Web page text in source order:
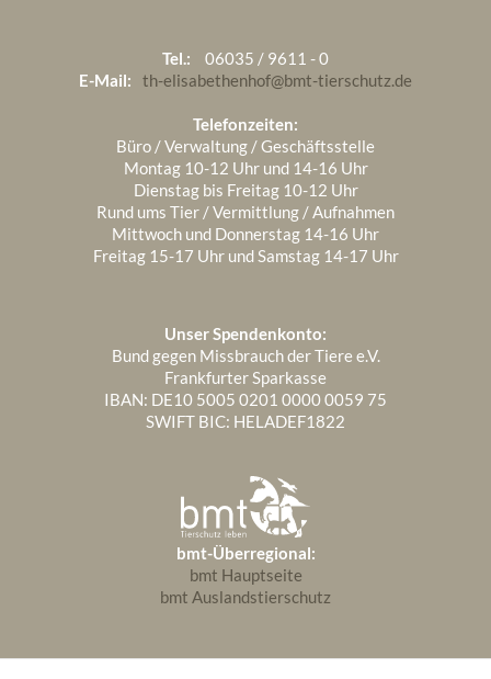
Tel.:
06035 / 9611 - 0
E-Mail:
th-elisabethenhof@bmt-tierschutz.de
Telefonzeiten:
Büro / Verwaltung / Geschäftsstelle
Montag 10-12 Uhr und 14-16 Uhr
Dienstag bis Freitag 10-12 Uhr
Rund ums Tier / Vermittlung / Aufnahmen
Mittwoch und Donnerstag 14-16 Uhr
Freitag 15-17 Uhr und Samstag 14-17 Uhr
Unser Spendenkonto:
Bund gegen Missbrauch der Tiere e.V.
Frankfurter Sparkasse
IBAN: DE10 5005 0201 0000 0059 75
SWIFT BIC: HELADEF1822
bmt-Überregional:
bmt Hauptseite
bmt Auslandstierschutz